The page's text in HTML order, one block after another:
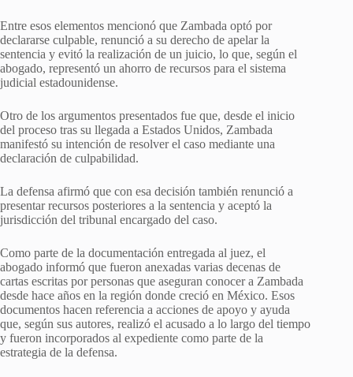
Entre esos elementos mencionó que Zambada optó por
declararse culpable, renunció a su derecho de apelar la
sentencia y evitó la realización de un juicio, lo que, según el
abogado, representó un ahorro de recursos para el sistema
judicial estadounidense.
Otro de los argumentos presentados fue que, desde el inicio
del proceso tras su llegada a Estados Unidos, Zambada
manifestó su intención de resolver el caso mediante una
declaración de culpabilidad.
La defensa afirmó que con esa decisión también renunció a
presentar recursos posteriores a la sentencia y aceptó la
jurisdicción del tribunal encargado del caso.
Como parte de la documentación entregada al juez, el
abogado informó que fueron anexadas varias decenas de
cartas escritas por personas que aseguran conocer a Zambada
desde hace años en la región donde creció en México. Esos
documentos hacen referencia a acciones de apoyo y ayuda
que, según sus autores, realizó el acusado a lo largo del tiempo
y fueron incorporados al expediente como parte de la
estrategia de la defensa.